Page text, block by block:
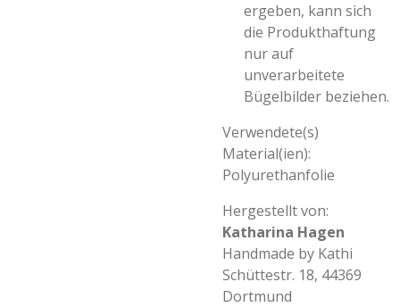
ergeben, kann sich
die Produkthaftung
nur auf
unverarbeitete
Bügelbilder beziehen.
Verwendete(s)
Material(ien):
Polyurethanfolie
Hergestellt von:
Katharina Hagen
Handmade by Kathi
Schüttestr. 18, 44369
Dortmund